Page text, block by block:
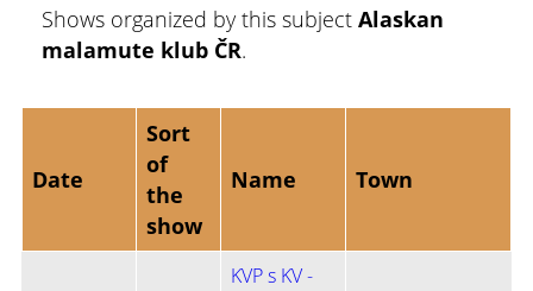
Shows organized by this subjectAlaskan
malamute klub ČR.
Date
Sort
of
the
show
Name Town
KVP s KV -